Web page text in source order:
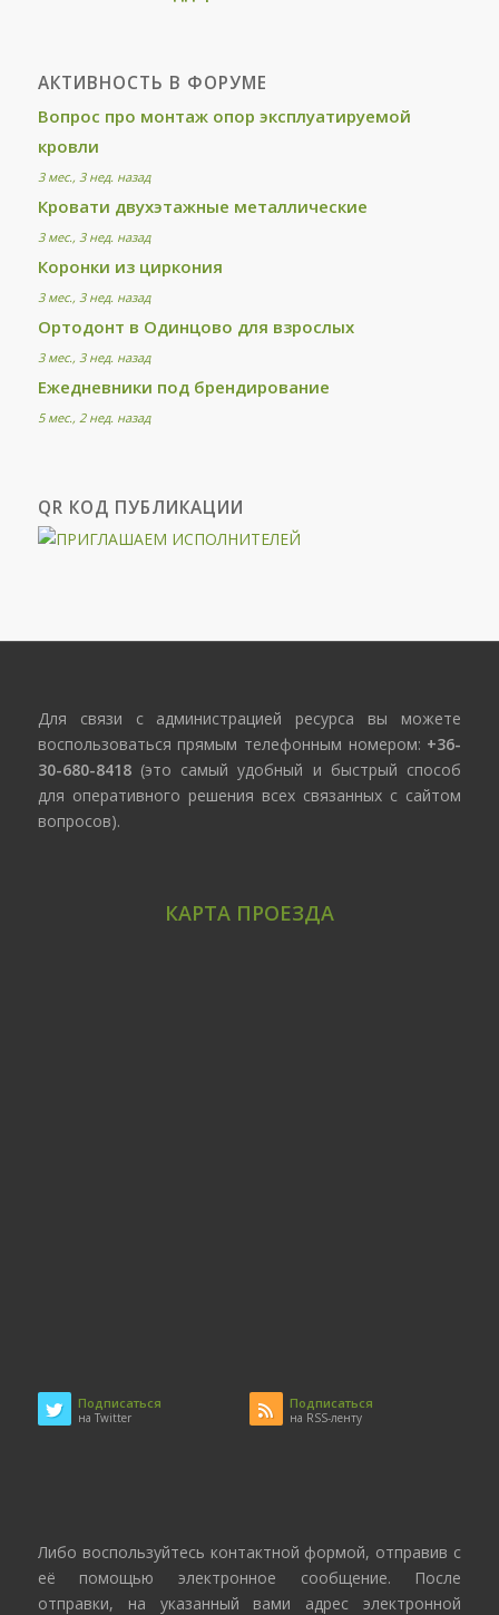
АКТИВНОСТЬ В ФОРУМЕ
Вопрос про монтаж опор эксплуатируемой
кровли
3 мес., 3 нед. назад
Кровати двухэтажные металлические
3 мес., 3 нед. назад
Коронки из циркония
3 мес., 3 нед. назад
Ортодонт в Одинцово для взрослых
3 мес., 3 нед. назад
Ежедневники под брендирование
5 мес., 2 нед. назад
QR КОД ПУБЛИКАЦИИ
Для связи с администрацией ресурса вы можете
воспользоваться прямым телефонным номером: +36-
30-680-8418(это самый удобный и быстрый способ
для оперативного решения всех связанных с сайтом
вопросов).
КАРТА ПРОЕЗДА
Подписаться
на Twitter
Подписаться
на RSS-ленту
Либо воспользуйтесь контактной формой, отправив с
её помощью электронное сообщение. После
отправки, на указанный вами адрес электронной